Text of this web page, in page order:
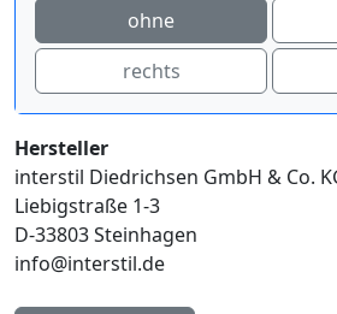
ohne
rechts
Hersteller
interstil Diedrichsen GmbH & Co.
Liebigstraße 1-3
D-33803 Steinhagen
info@interstil.de